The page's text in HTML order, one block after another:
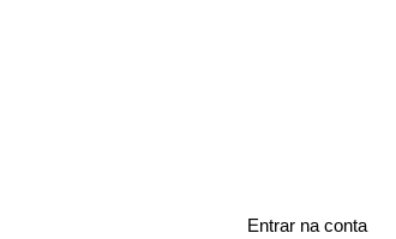
Entrar na conta